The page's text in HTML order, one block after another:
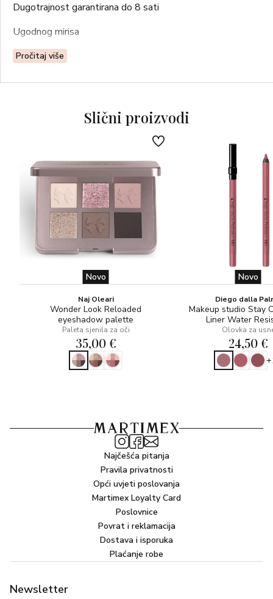
Dugotrajnost garantirana do 8 sati
Ugodnog mirisa
Aktivni sastojci: EKSTRAKT DIVLJEG MANGA (njega i
Pročitaj više
Slični proizvodi
Novo
Naj Oleari
Wonder Look Reloaded
eyeshadow palette
Paleta sjenila za oči
35,00 €
Novo
Diego dalla
Makeup studio Stay
Liner Water
Olovka za
24,50 €
Najčešća pitanja
Pravila privatnosti
Opći uvjeti poslovanja
Martimex Loyalty Card
Poslovnice
Povrat i reklamacija
Dostava i isporuka
Plaćanje robe
Newsletter